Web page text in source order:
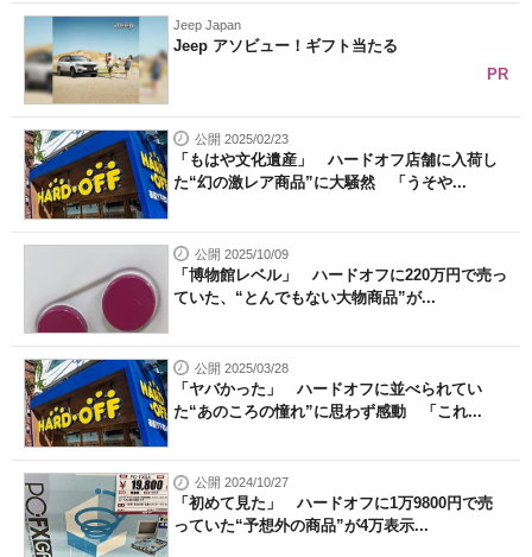
Jeep Japan
Jeep アソビュー！ギフト当たる
PR
公開 2025/02/23
「もはや文化遺産」 ハードオフ店舗に入荷し
た“幻の激レア商品”に大騒然 「うそや...
公開 2025/10/09
「博物館レベル」 ハードオフに220万円で売っ
ていた、“とんでもない大物商品”が...
公開 2025/03/28
「ヤバかった」 ハードオフに並べられてい
た“あのころの憧れ”に思わず感動 「これ...
公開 2024/10/27
「初めて見た」 ハードオフに1万9800円で売
っていた“予想外の商品”が4万表示...